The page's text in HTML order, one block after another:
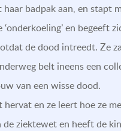
badpak aan, en
en
de dood intreedt. Ze
belt ineens een
van een wisse dood.
en ze leert hoe ze
de ziektewet en heeft de